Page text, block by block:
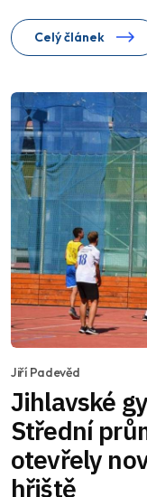
Celý článek
Jiří Padevěd
Jihlavské
Střední
otevřely
hřiště